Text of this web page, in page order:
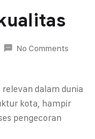
No Comments
dalam dunia
kota, hampir
pengecoran